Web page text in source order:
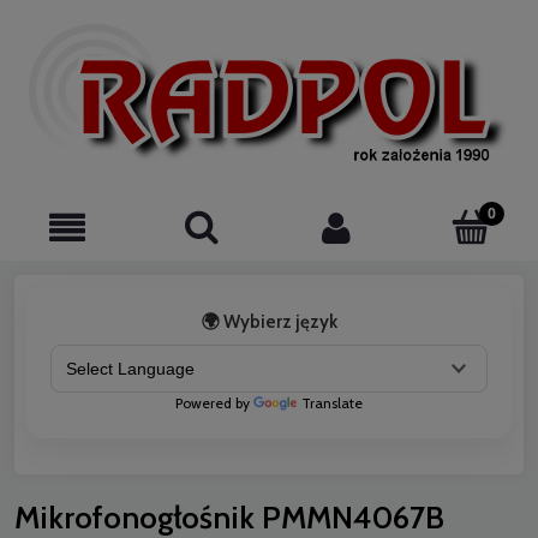
🌍 Wybierz język
Powered by Translate
Mikrofonogłośnik PMMN4067B